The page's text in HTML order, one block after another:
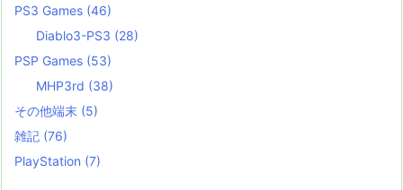
PS3 Games (46)
Diablo3-PS3 (28)
PSP Games (53)
MHP3rd (38)
その他端末 (5)
雑記 (76)
PlayStation (7)